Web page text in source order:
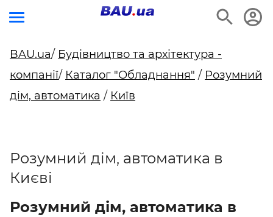
BAU.ua/ Будівництво та архітектура -
компанії/ Каталог "Обладнання" / Розумний
дім, автоматика / Київ
Розумний дім, автоматика в
Києві
Розумний дім, автоматика в